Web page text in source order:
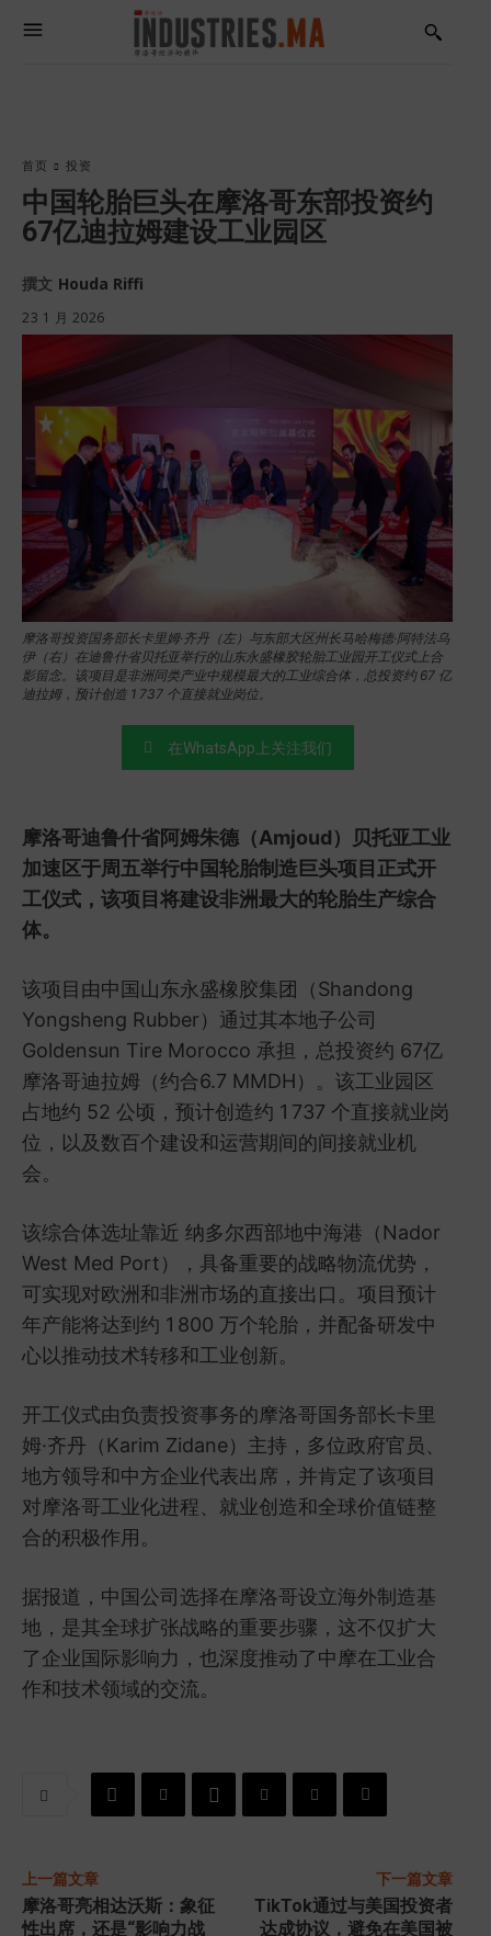
首页 投资
中国轮胎巨头在摩洛哥东部投资约
67亿迪拉姆建设工业园区
撰文 Houda Riffi
23 1 月 2026
摩洛哥投资国务部长卡里姆·齐丹（左）与东部大区州长马哈梅德·阿特法乌
伊（右）在迪鲁什省贝托亚举行的山东永盛橡胶轮胎工业园开工仪式上合
影留念。该项目是非洲同类产业中规模最大的工业综合体，总投资约 67 亿
迪拉姆，预计创造 1 737 个直接就业岗位。
在WhatsApp上关注我们
摩洛哥迪鲁什省阿姆朱德（Amjoud）贝托亚工业
加速区于周五举行中国轮胎制造巨头项目正式开
工仪式，该项目将建设非洲最大的轮胎生产综合
体。
该项目由中国山东永盛橡胶集团（Shandong
Yongsheng Rubber）通过其本地子公司
Goldensun Tire Morocco 承担，总投资约 67亿
摩洛哥迪拉姆（约合6.7 MMDH）。该工业园区
占地约 52 公顷，预计创造约 1 737 个直接就业岗
位，以及数百个建设和运营期间的间接就业机
会。
该综合体选址靠近 纳多尔西部地中海港（Nador
West Med Port），具备重要的战略物流优势，
可实现对欧洲和非洲市场的直接出口。项目预计
年产能将达到约 1 800 万个轮胎，并配备研发中
心以推动技术转移和工业创新。
开工仪式由负责投资事务的摩洛哥国务部长卡里
姆·齐丹（Karim Zidane）主持，多位政府官员、
地方领导和中方企业代表出席，并肯定了该项目
对摩洛哥工业化进程、就业创造和全球价值链整
合的积极作用。
据报道，中国公司选择在摩洛哥设立海外制造基
地，是其全球扩张战略的重要步骤，这不仅扩大
了企业国际影响力，也深度推动了中摩在工业合
作和技术领域的交流。
上一篇文章
摩洛哥亮相达沃斯：象征
性出席，还是“影响力战
下一篇文章
TikTok通过与美国投资者
达成协议，避免在美国被